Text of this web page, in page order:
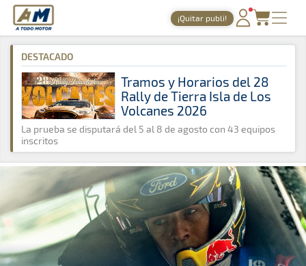
A Todo Motor · Revista del motor desde 1999
¡Quitar publi!
PORTADA
TIEMPOS ONLINE
NOTICIAS
AGENDA
GALERÍAS
TIENDA
ARCHIVO
A Todo Motor » Noticias » Rally
DESTACADO
Tramos y Horarios del 28
Rally de Tierra Isla de Los
Volcanes 2026
La prueba se disputará del 5 al 8 de agosto con 43 equipos
inscritos